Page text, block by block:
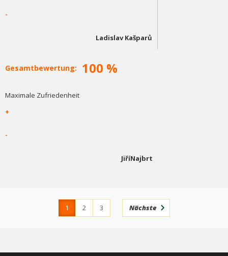
-
Ladislav Kašparů
Gesamtbewertung: 100 %
Maximale Zufriedenheit
+
-
JiříNajbrt
1 2
3
Nächste